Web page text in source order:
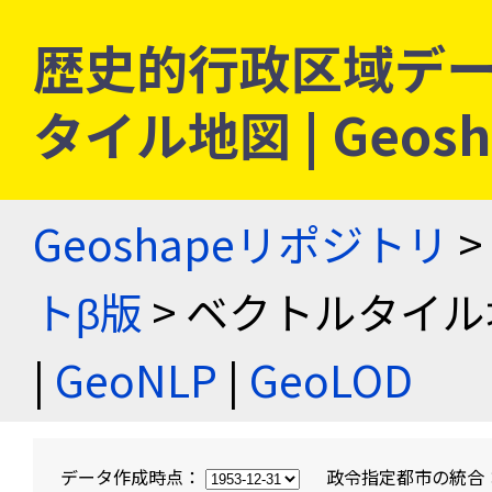
歴史的行政区域デ
タイル地図 |
Geoshapeリポジトリ >
トβ版 > ベクトルタイ
| GeoNLP | GeoLOD
データ作成時点： 政令指定都市の統